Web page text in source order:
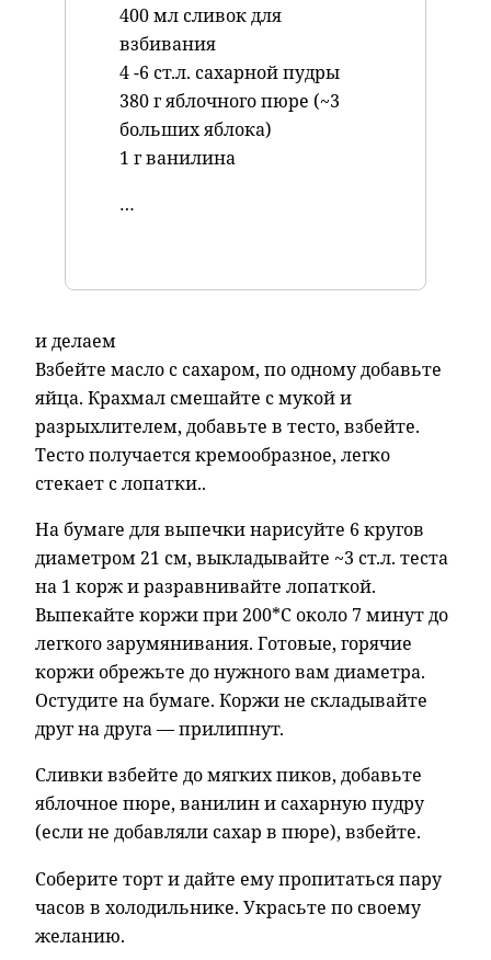
400 мл сливок для
взбивания
4 -6 ст.л. сахарной пудры
380 г яблочного пюре (~3
больших яблока)
1 г ванилина
…
и делаем
Взбейте масло с сахаром, по одному добавьте
яйца. Крахмал смешайте с мукой и
разрыхлителем, добавьте в тесто, взбейте.
Тесто получается кремообразное, легко
стекает с лопатки..
На бумаге для выпечки нарисуйте 6 кругов
диаметром 21 см, выкладывайте ~3 ст.л. теста
на 1 корж и разравнивайте лопаткой.
Выпекайте коржи при 200*С около 7 минут до
легкого зарумянивания. Готовые, горячие
коржи обрежьте до нужного вам диаметра.
Остудите на бумаге. Коржи не складывайте
друг на друга — прилипнут.
Сливки взбейте до мягких пиков, добавьте
яблочное пюре, ванилин и сахарную пудру
(если не добавляли сахар в пюре), взбейте.
Соберите торт и дайте ему пропитаться пару
часов в холодильнике. Украсьте по своему
желанию.